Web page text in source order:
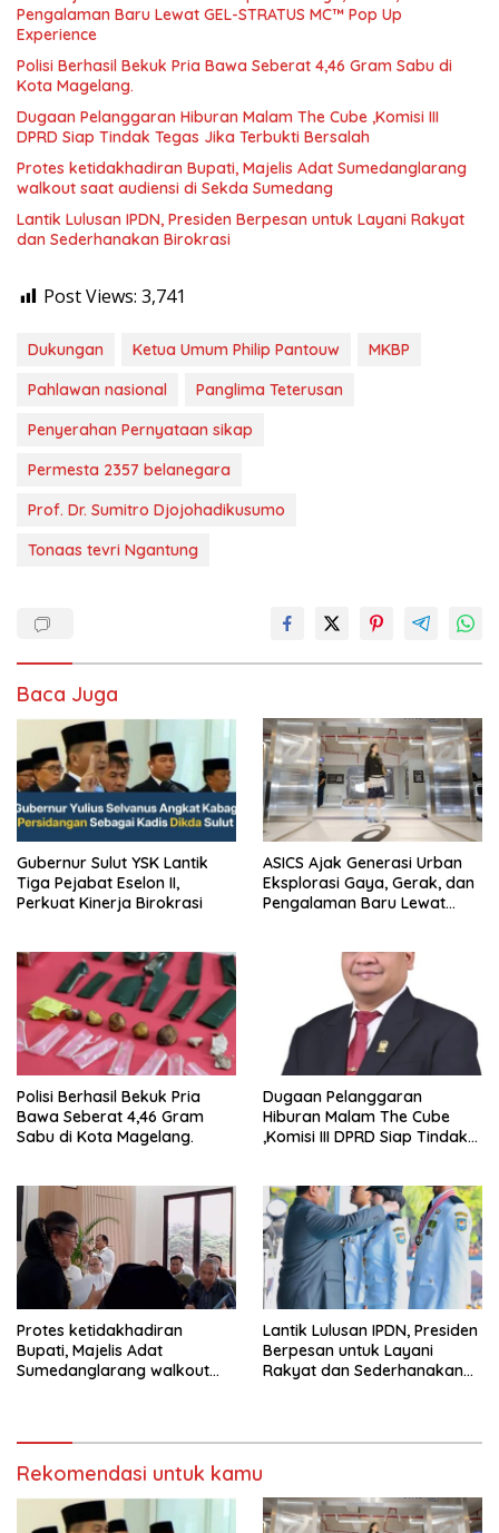
Pengalaman Baru Lewat GEL-STRATUS MC™ Pop Up
Experience
Polisi Berhasil Bekuk Pria Bawa Seberat 4,46 Gram Sabu di
Kota Magelang.
Dugaan Pelanggaran Hiburan Malam The Cube ,Komisi III
DPRD Siap Tindak Tegas Jika Terbukti Bersalah
Protes ketidakhadiran Bupati, Majelis Adat Sumedanglarang
walkout saat audiensi di Sekda Sumedang
Lantik Lulusan IPDN, Presiden Berpesan untuk Layani Rakyat
dan Sederhanakan Birokrasi
Post Views: 3,741
Dukungan Ketua Umum Philip Pantouw
MKBP
Pahlawan nasional
Panglima Teterusan
Penyerahan Pernyataan sikap
Permesta 2357 belanegara
Prof. Dr. Sumitro Djojohadikusumo
Tonaas tevri Ngantung
Baca Juga
Gubernur Sulut YSK Lantik
Tiga Pejabat Eselon II,
Perkuat Kinerja Birokrasi
ASICS Ajak Generasi Urban
Eksplorasi Gaya, Gerak, dan
Pengalaman Baru Lewat
Polisi Berhasil Bekuk Pria
Bawa Seberat 4,46 Gram
Sabu di Kota Magelang.
Dugaan Pelanggaran
Hiburan Malam The Cube
,Komisi III DPRD Siap Tindak
Protes ketidakhadiran
Bupati, Majelis Adat
Sumedanglarang walkout
Lantik Lulusan IPDN, Presiden
Berpesan untuk Layani
Rakyat dan Sederhanakan
Rekomendasi untuk kamu